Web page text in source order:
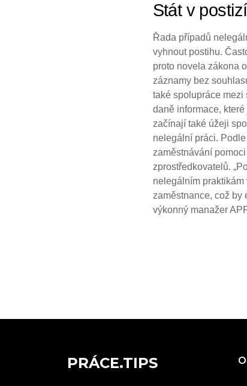
Stát v
Řada případů
vyhnout postihu.
proto novela zákona
záznamy bez
také spolupráce mezi
daně informace,
začínají také úžeji
nelegální práci.
zaměstnávání
zprostředkovatelů.
nelegálním
zaměstnance, což by
výkonný manažer
PRÁCE.TIPS